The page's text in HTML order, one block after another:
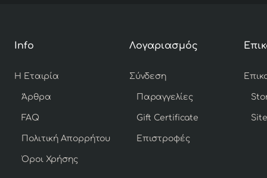
Info
Η Εταιρία
Άρθρα
FAQ
Πολιτική Απορρήτου
Όροι Χρήσης
Λογαριασμός
Σύνδεση
Παραγγελίες
Gift Certificate
Επιστροφές